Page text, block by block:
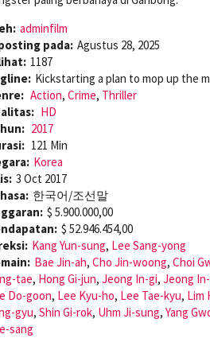
adminfilm
pada: Agustus 28, 2025
1187
Kickstarting a plan to mop up the
Action, Crime, Thriller
HD
2017
121 Min
Korea
3 Oct 2017
한국어/조선말
$ 5.900.000,00
$ 52.946.454,00
Kang Yun-sung, Lee Sang-yong
Bae Jin-ah, Cho Jin-woong, Choi
tae, Hong Gi-jun, Jeong In-gi, Jeong
Do-goon, Lee Kyu-ho, Lee Tae-kyu, Lim
gyu, Shin Gi-rok, Uhm Ji-sung, Yang
sang